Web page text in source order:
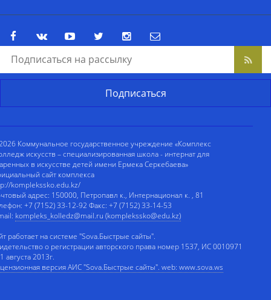
Коммунальное государственное учреждение «Комплекс
искусств – специализированная школа - интернат для
в искусстве детей имени Ермека Серкебаева»
сайт комплекса
komplekssko.edu.kz/
адрес: 150000, Петропавл к., Интернационал к. , 81
+7 (7152) 33-12-92 Факс: +7 (7152) 33-14-53
kompleks_kolledz@mail.ru (komplekssko@edu.kz)
работает на системе "Sova.Быстрые сайты".
о регистрации авторского права номер 1537, ИС 0010971
августа 2013г.
версия АИС "Sova.Быстрые сайты". web: www.sova.ws